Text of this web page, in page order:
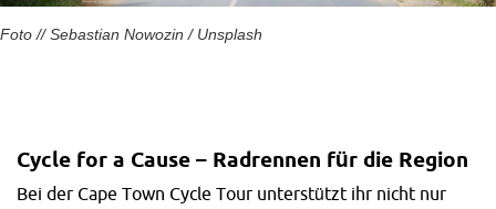
Foto // Sebastian Nowozin / Unsplash
Cycle for a Cause – Radrennen für die Region
Bei der Cape Town Cycle Tour unterstützt ihr nicht nur